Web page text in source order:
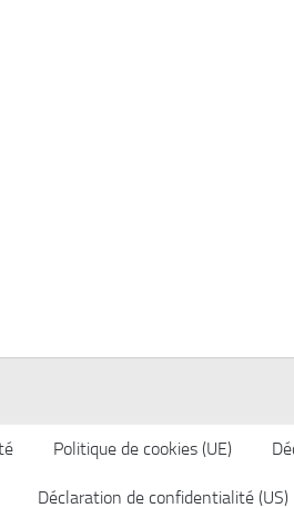
Politique de cookies (UE)
Déclaration de confidentialité (US)